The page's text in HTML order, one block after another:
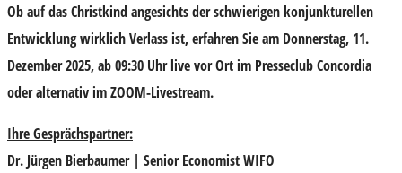
Ob auf das Christkind angesichts der schwierigen konjunkturellen
Entwicklung wirklich Verlass ist, erfahren Sie am Donnerstag, 11.
Dezember 2025, ab 09:30 Uhr live vor Ort im Presseclub Concordia
oder alternativ im ZOOM-Livestream.
Ihre Gesprächspartner:
Dr. Jürgen Bierbaumer| Senior Economist WIFO